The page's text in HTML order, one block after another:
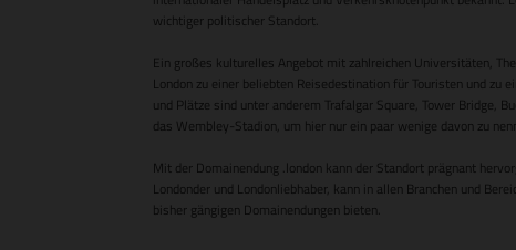
wichtiger politischer Standort.
Ein großes kulturelles Angebot mit zahlreichen Universitäten,
London zu einer beliebten Reisedestination für Touristen und zu
und Plätze sind unter anderem Trafalgar Square, Tower Bridge,
das Wembley-Stadion, um hier nur ein paar wenige davon zu
Mit der Domainendung .london kann der Standort prägnant
Londonder und Londonliebhaber, kann in allen Branchen und
bisher gängigen Domainendungen bieten.